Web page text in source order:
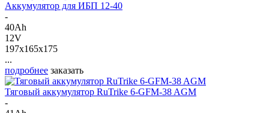
Аккумулятор для ИБП 12-40
-
40Ah
12V
197x165x175
...
подробнее заказать
Тяговый аккумулятор RuTrike 6-GFM-38 AGM
-